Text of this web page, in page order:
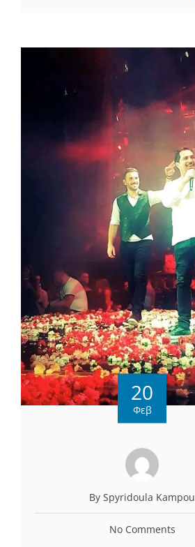
20
Φεβ
By Spyridoula Kampou
No Comments